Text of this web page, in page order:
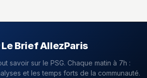
Brief AllezParis
savoir sur le PSG. Chaque matin à 7h :
et les temps forts de la communauté.